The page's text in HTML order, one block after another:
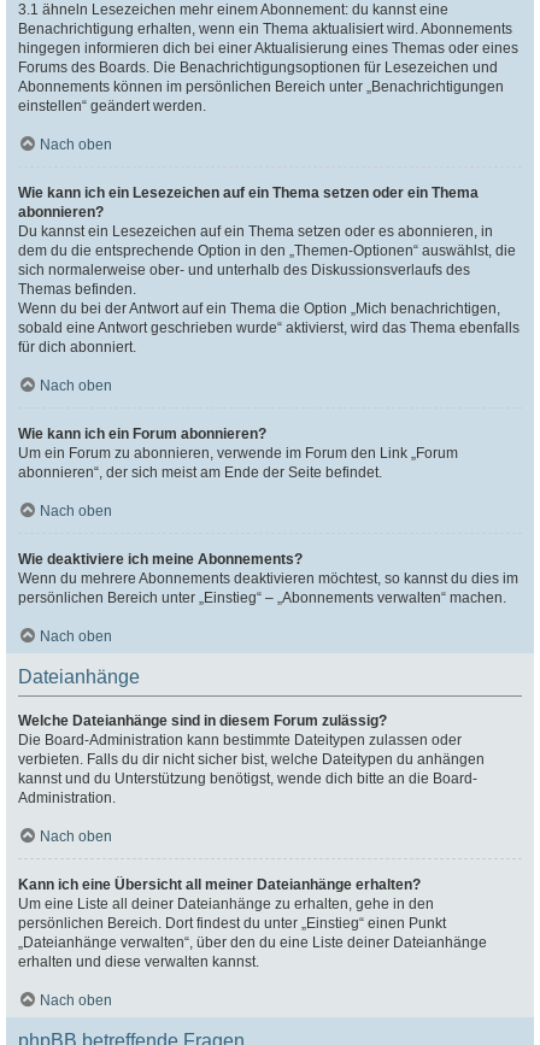
3.1 ähneln Lesezeichen mehr einem Abonnement: du kannst eine
Benachrichtigung erhalten, wenn ein Thema aktualisiert wird. Abonnements
hingegen informieren dich bei einer Aktualisierung eines Themas oder eines
Forums des Boards. Die Benachrichtigungsoptionen für Lesezeichen und
Abonnements können im persönlichen Bereich unter „Benachrichtigungen
einstellen“ geändert werden.
Nach oben
Wie kann ich ein Lesezeichen auf ein Thema setzen oder ein Thema
abonnieren?
Du kannst ein Lesezeichen auf ein Thema setzen oder es abonnieren, in
dem du die entsprechende Option in den „Themen-Optionen“ auswählst, die
sich normalerweise ober- und unterhalb des Diskussionsverlaufs des
Themas befinden.
Wenn du bei der Antwort auf ein Thema die Option „Mich benachrichtigen,
sobald eine Antwort geschrieben wurde“ aktivierst, wird das Thema ebenfalls
für dich abonniert.
Nach oben
Wie kann ich ein Forum abonnieren?
Um ein Forum zu abonnieren, verwende im Forum den Link „Forum
abonnieren“, der sich meist am Ende der Seite befindet.
Nach oben
Wie deaktiviere ich meine Abonnements?
Wenn du mehrere Abonnements deaktivieren möchtest, so kannst du dies im
persönlichen Bereich unter „Einstieg“ – „Abonnements verwalten“ machen.
Nach oben
Dateianhänge
Welche Dateianhänge sind in diesem Forum zulässig?
Die Board-Administration kann bestimmte Dateitypen zulassen oder
verbieten. Falls du dir nicht sicher bist, welche Dateitypen du anhängen
kannst und du Unterstützung benötigst, wende dich bitte an die Board-
Administration.
Nach oben
Kann ich eine Übersicht all meiner Dateianhänge erhalten?
Um eine Liste all deiner Dateianhänge zu erhalten, gehe in den
persönlichen Bereich. Dort findest du unter „Einstieg“ einen Punkt
„Dateianhänge verwalten“, über den du eine Liste deiner Dateianhänge
erhalten und diese verwalten kannst.
Nach oben
phpBB betreffende Fragen